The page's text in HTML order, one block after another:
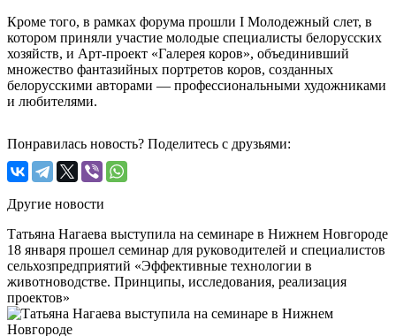
Кроме того, в рамках форума прошли I Молодежный слет, в
котором приняли участие молодые специалисты белорусских
хозяйств, и Арт-проект «Галерея коров», объединивший
множество фантазийных портретов коров, созданных
белорусскими авторами — профессиональными художниками
и любителями.
Понравилась новость? Поделитесь с друзьями:
Другие новости
Татьяна Нагаева выступила на семинаре в Нижнем Новгороде
18 января прошел семинар для руководителей и специалистов
сельхозпредприятий «Эффективные технологии в
животноводстве. Принципы, исследования, реализация
проектов»